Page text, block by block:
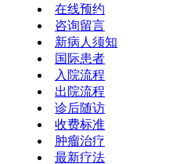
在线预约
咨询留言
新病人须知
国际患者
入院流程
出院流程
诊后随访
收费标准
肿瘤治疗
最新疗法